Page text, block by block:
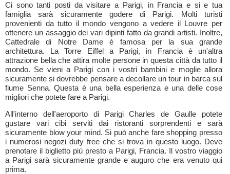
Ci sono tanti posti da visitare a Parigi, in Francia e si e tua
famiglia sarà sicuramente godere di Parigi. Molti turisti
provenienti da tutto il mondo vengono a vedere il Louvre per
ottenere un assaggio dei vari dipinti fatto da grandi artisti. Inoltre,
Cattedrale di Notre Dame è famosa per la sua grande
architettura. La Torre Eiffel a Parigi, in Francia è un'altra
attrazione bella che attira molte persone in questa città da tutto il
mondo. Se vieni a Parigi con i vostri bambini e moglie allora
sicuramente si dovrebbe pensare a decollare un tour in barca sul
fiume Senna. Questa è una bella esperienza e una delle cose
migliori che potete fare a Parigi.
All'interno dell'aeroporto di Parigi Charles de Gaulle potete
gustare vari cibi serviti dai ristoranti sorprendenti e sarà
sicuramente blow your mind. Si può anche fare shopping presso
i numerosi negozi duty free che si trova in questo luogo. Deve
prenotare il biglietto più presto a Parigi, Francia. Il vostro viaggio
a Parigi sarà sicuramente grande e auguro che era venuto qui
prima.